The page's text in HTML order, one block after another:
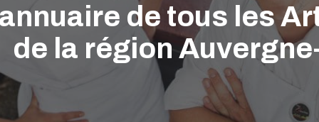
de tous les
de la région